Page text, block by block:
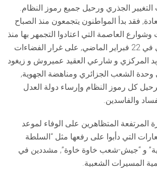
الجذري ورحيل جميع رموز النظام.
فقد بدأ المواطنون يتجمعون منذ الصباح
العاصمة التي اعتادوا التجمهر بها منذ
بداية الحراك الشعبي في 22 فبراير الماضي, على غرار الفضاءات
المركزي و شارعي العقيد عميروش و زيغود
الشعب الجزائري ومناهضة الجهوية,
كل رموز النظام وإرساء دولة العدل
والفاسدين.
المرتفعة المتظاهرين على الوفاء لموعد
التي دأبوا على رفعها مثل “السلطة
و “جيش-شعب خاوة خاوة”, مشددين في
المسيرات الشعبية.